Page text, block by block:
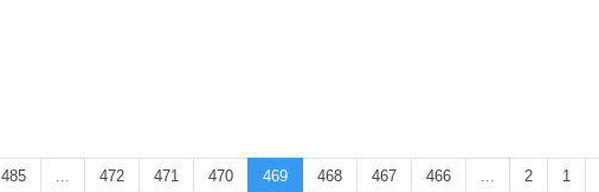
1
2
...
466
467
468
469
470
471
472
...
485